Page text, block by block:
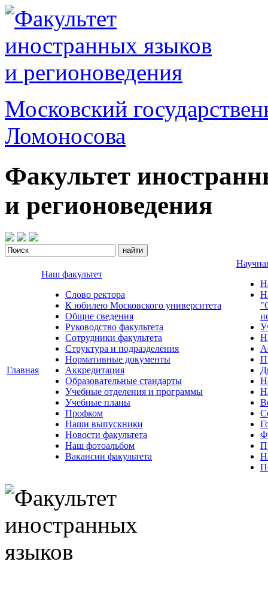
Московский
Ломоносова
Факультет
и регионоведения
Главная
Наш факультет
Слово ректора
К юбилею Московского университета
Общие сведения
Руководство факультета
Сотрудники факультета
Структура и подразделения
Нормативные документы
Аккредитация
Образовательные стандарты
Учебные отделения и программы
Учебные планы
Профком
Наши выпускники
Новости факультета
Наш фотоальбом
Вакансии факультета